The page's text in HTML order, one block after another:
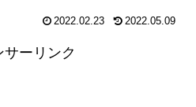
2022.02.23 2022.05.09
サーリンク